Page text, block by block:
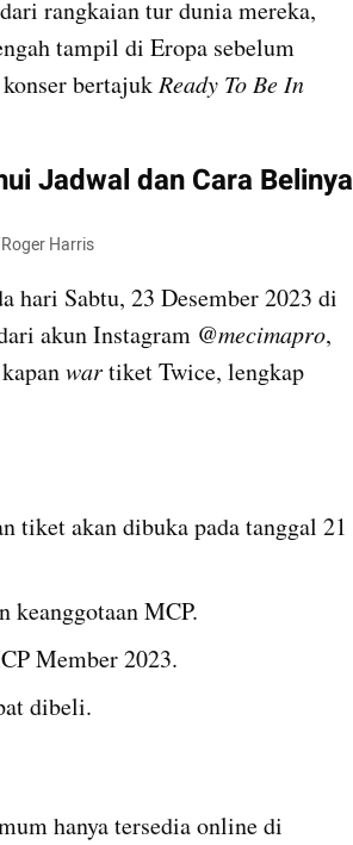
tampil di Eropa sebelum
bertajuk Ready To Be In
Jadwal dan Cara Belinya
Harris
hari Sabtu, 23 Desember 2023 di
akun Instagram @mecimapro,
war tiket Twice, lengkap
tiket akan dibuka pada tanggal 21
keanggotaan MCP.
Member 2023.
dibeli.